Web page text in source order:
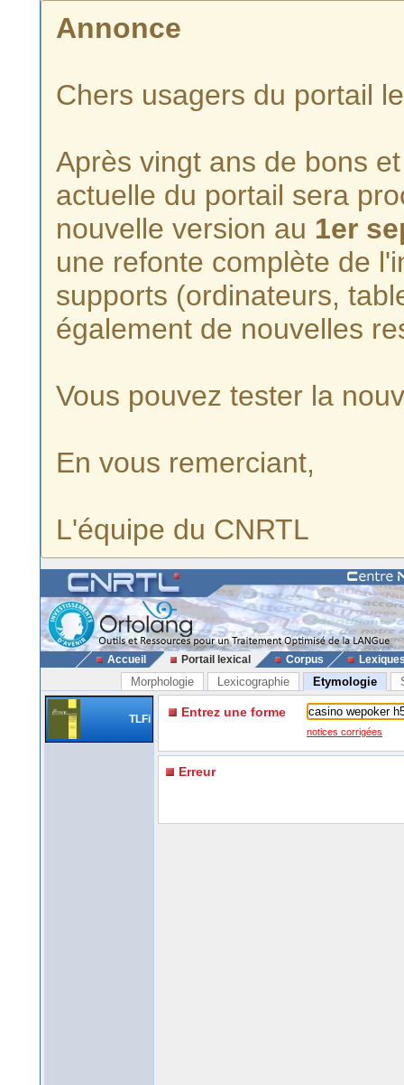
Annonce
Chers usagers du portail
Après vingt ans de bons
actuelle du portail sera
nouvelle version au 1er
une refonte complète de
supports (ordinateurs,
également de nouvelles
Vous pouvez tester la
En vous remerciant,
L'équipe du CNRTL
Accueil Portail lexical Corpus
Morphologie Lexicographie Etymologie
TLFi Entrez une forme
notices corrigées
Erreur